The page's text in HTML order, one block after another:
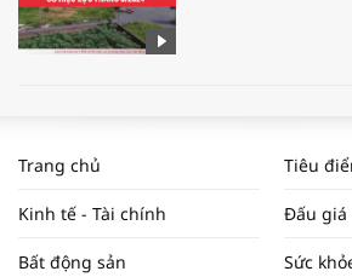
NAM NĂM 2024
ĐẬP THỊ TRƯỜNG
Trang chủ Tiêu
Kinh tế - Tài chính Đấu giá
Bất động sản Sức